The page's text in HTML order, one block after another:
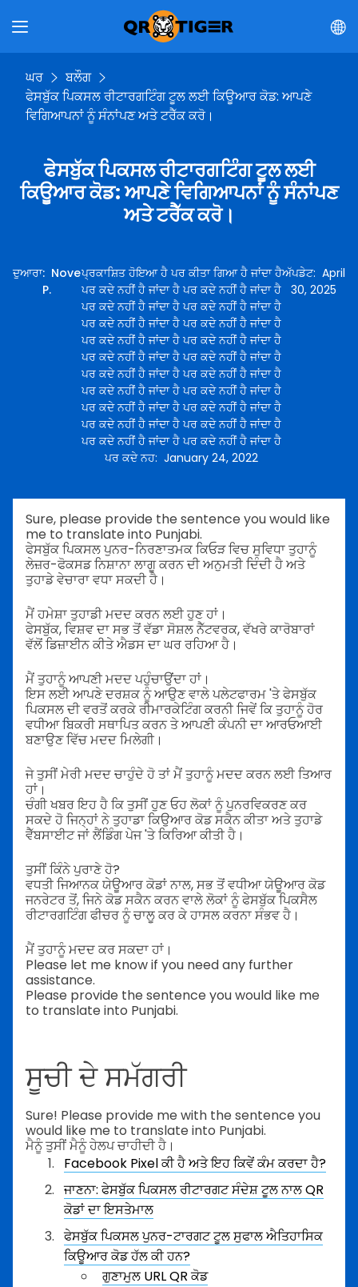
ਘਰ
ਬਲੌਗ
ਫੇਸਬੁੱਕ ਪਿਕਸਲ ਰੀਟਾਰਗਟਿੰਗ ਟੂਲ ਲਈ ਕਿਊਆਰ ਕੋਡ: ਆਪਣੇ
ਵਿਗਿਆਪਨਾਂ ਨੂੰ ਸੰਨਾਂਪਣ ਅਤੇ ਟਰੈੱਕ ਕਰੋ।
ਫੇਸਬੁੱਕ ਪਿਕਸਲ ਰੀਟਾਰਗਟਿੰਗ ਟੂਲ ਲਈ
ਕਿਊਆਰ ਕੋਡ: ਆਪਣੇ ਵਿਗਿਆਪਨਾਂ ਨੂੰ ਸੰਨਾਂਪਣ
ਅਤੇ ਟਰੈੱਕ ਕਰੋ।
ਦੁਆਰਾ: Nove
P.
ਪ੍ਰਕਾਸ਼ਿਤ ਹੋਇਆ ਹੈ ਪਰ ਕੀਤਾ ਗਿਆ ਹੈ ਜਾਂਦਾ ਹੈ
ਪਰ ਕਦੇ ਨਹੀਂ ਹੈ ਜਾਂਦਾ ਹੈ ਪਰ ਕਦੇ ਨਹੀਂ ਹੈ ਜਾਂਦਾ ਹੈ
ਪਰ ਕਦੇ ਨਹੀਂ ਹੈ ਜਾਂਦਾ ਹੈ ਪਰ ਕਦੇ ਨਹੀਂ ਹੈ ਜਾਂਦਾ ਹੈ
ਪਰ ਕਦੇ ਨਹੀਂ ਹੈ ਜਾਂਦਾ ਹੈ ਪਰ ਕਦੇ ਨਹੀਂ ਹੈ ਜਾਂਦਾ ਹੈ
ਪਰ ਕਦੇ ਨਹੀਂ ਹੈ ਜਾਂਦਾ ਹੈ ਪਰ ਕਦੇ ਨਹੀਂ ਹੈ ਜਾਂਦਾ ਹੈ
ਪਰ ਕਦੇ ਨਹੀਂ ਹੈ ਜਾਂਦਾ ਹੈ ਪਰ ਕਦੇ ਨਹੀਂ ਹੈ ਜਾਂਦਾ ਹੈ
ਪਰ ਕਦੇ ਨਹੀਂ ਹੈ ਜਾਂਦਾ ਹੈ ਪਰ ਕਦੇ ਨਹੀਂ ਹੈ ਜਾਂਦਾ ਹੈ
ਪਰ ਕਦੇ ਨਹੀਂ ਹੈ ਜਾਂਦਾ ਹੈ ਪਰ ਕਦੇ ਨਹੀਂ ਹੈ ਜਾਂਦਾ ਹੈ
ਪਰ ਕਦੇ ਨਹੀਂ ਹੈ ਜਾਂਦਾ ਹੈ ਪਰ ਕਦੇ ਨਹੀਂ ਹੈ ਜਾਂਦਾ ਹੈ
ਪਰ ਕਦੇ ਨਹੀਂ ਹੈ ਜਾਂਦਾ ਹੈ ਪਰ ਕਦੇ ਨਹੀਂ ਹੈ ਜਾਂਦਾ ਹੈ
ਪਰ ਕਦੇ ਨਹੀਂ ਹੈ ਜਾਂਦਾ ਹੈ ਪਰ ਕਦੇ ਨਹੀਂ ਹੈ ਜਾਂਦਾ ਹੈ
ਪਰ ਕਦੇ ਨਹ: January 24, 2022
ਅੱਪਡੇਟ: April
30, 2025
Sure, please provide the sentence you would like
me to translate into Punjabi.
ਫੇਸਬੁੱਕ ਪਿਕਸਲ ਪੁਨਰ-ਨਿਰਣਾਤਮਕ ਕਿਓੜ ਵਿਚ ਸੁਵਿਧਾ ਤੁਹਾਨੂੰ
ਲੇਜ਼ਰ-ਫੋਕਸਡ ਨਿਸ਼ਾਨਾ ਲਾਗੂ ਕਰਨ ਦੀ ਅਨੁਮਤੀ ਦਿੰਦੀ ਹੈ ਅਤੇ
ਤੁਹਾਡੇ ਵੇਚਾਰਾ ਵਧਾ ਸਕਦੀ ਹੈ।
ਮੈਂ ਹਮੇਸ਼ਾ ਤੁਹਾਡੀ ਮਦਦ ਕਰਨ ਲਈ ਹੁਣ ਹਾਂ।
ਫੇਸਬੁੱਕ, ਵਿਸ਼ਵ ਦਾ ਸਭ ਤੋਂ ਵੱਡਾ ਸੋਸ਼ਲ ਨੈੱਟਵਰਕ, ਵੱਖਰੇ ਕਾਰੋਬਾਰਾਂ
ਵੱਲੋਂ ਡਿਜ਼ਾਈਨ ਕੀਤੇ ਐਡਸ ਦਾ ਘਰ ਰਹਿਆ ਹੈ।
ਮੈਂ ਤੁਹਾਨੂੰ ਆਪਣੀ ਮਦਦ ਪਹੁੰਚਾਉਂਦਾ ਹਾਂ।
ਇਸ ਲਈ ਆਪਣੇ ਦਰਸ਼ਕ ਨੂੰ ਆਉਣ ਵਾਲੇ ਪਲੇਟਫਾਰਮ 'ਤੇ ਫੇਸਬੁੱਕ
ਪਿਕਸਲ ਦੀ ਵਰਤੋਂ ਕਰਕੇ ਰੀਮਾਰਕੇਟਿੰਗ ਕਰਨੀ ਜਿਵੇਂ ਕਿ ਤੁਹਾਨੂੰ ਹੋਰ
ਵਧੀਆ ਬਿਕਰੀ ਸਥਾਪਿਤ ਕਰਨ ਤੇ ਆਪਣੀ ਕੰਪਨੀ ਦਾ ਆਰਓਆਈ
ਬਣਾਉਣ ਵਿੱਚ ਮਦਦ ਮਿਲੇਗੀ।
ਜੇ ਤੁਸੀਂ ਮੇਰੀ ਮਦਦ ਚਾਹੁੰਦੇ ਹੋ ਤਾਂ ਮੈਂ ਤੁਹਾਨੂੰ ਮਦਦ ਕਰਨ ਲਈ ਤਿਆਰ
ਹਾਂ।
ਚੰਗੀ ਖਬਰ ਇਹ ਹੈ ਕਿ ਤੁਸੀਂ ਹੁਣ ਓਹ ਲੋਕਾਂ ਨੂੰ ਪੁਨਰਵਿਕਰਣ ਕਰ
ਸਕਦੇ ਹੋ ਜਿਨ੍ਹਾਂ ਨੇ ਤੁਹਾਡਾ ਕਿਉਆਰ ਕੋਡ ਸਕੈਨ ਕੀਤਾ ਅਤੇ ਤੁਹਾਡੇ
ਵੈੱਬਸਾਈਟ ਜਾਂ ਲੈਂਡਿੰਗ ਪੇਜ 'ਤੇ ਕਿਰਿਆ ਕੀਤੀ ਹੈ।
ਤੁਸੀਂ ਕਿੰਨੇ ਪੁਰਾਣੇ ਹੋ?
ਵਧਤੀ ਜਿਆਨਕ ਯੇਊਆਰ ਕੋਡਾਂ ਨਾਲ, ਸਭ ਤੋਂ ਵਧੀਆ ਯੇਊਆਰ ਕੋਡ
ਜਨਰੇਟਰ ਤੋਂ, ਜਿਨੇ ਕੋਡ ਸਕੈਨ ਕਰਨ ਵਾਲੇ ਲੋਕਾਂ ਨੂੰ ਫੇਸਬੁੱਕ ਪਿਕਸੈਲ
ਰੀਟਾਰਗਟਿੰਗ ਫੀਚਰ ਨੂੰ ਚਾਲੂ ਕਰ ਕੇ ਹਾਸਲ ਕਰਨਾ ਸੰਭਵ ਹੈ।
ਮੈਂ ਤੁਹਾਨੂੰ ਮਦਦ ਕਰ ਸਕਦਾ ਹਾਂ।
Please let me know if you need any further
assistance.
Please provide the sentence you would like me
to translate into Punjabi.
ਸੂਚੀ ਦੇ ਸਮੱਗਰੀ
Sure! Please provide me with the sentence you
would like me to translate into Punjabi.
ਮੈਨੂੰ ਤੁਸੀਂ ਮੈਨੂੰ ਹੇਲਪ ਚਾਹੀਦੀ ਹੈ।
Facebook Pixel ਕੀ ਹੈ ਅਤੇ ਇਹ ਕਿਵੇਂ ਕੰਮ ਕਰਦਾ ਹੈ?
ਜਾਣਨਾ: ਫੇਸਬੁੱਕ ਪਿਕਸਲ ਰੀਟਾਰਗਟ ਸੰਦੇਸ਼ ਟੂਲ ਨਾਲ QR
ਕੋਡਾਂ ਦਾ ਇਸਤੇਮਾਲ
ਫੇਸਬੁੱਕ ਪਿਕਸਲ ਪੁਨਰ-ਟਾਰਗਟ ਟੂਲ ਸੁਫਾਲ ਐਤਿਹਾਸਿਕ
ਕਿਊਆਰ ਕੋਡ ਹੱਲ ਕੀ ਹਨ?
ਗੁਣਾਮੁਲ URL QR ਕੋਡ